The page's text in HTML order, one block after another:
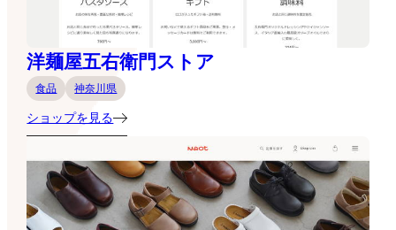
洋麺屋五右衛門ストア
食品 神奈川県
ショップを見る